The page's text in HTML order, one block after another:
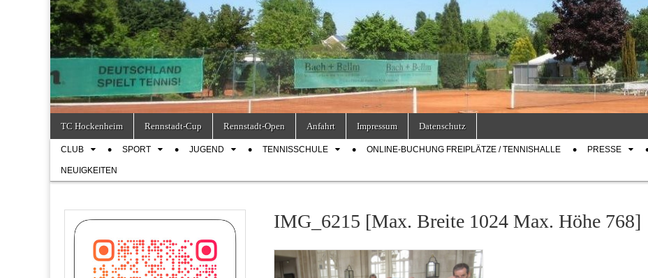
Main
menu
content
TC Hockenheim Rennstadt-Cup Rennstadt-Open Anfahrt Impressum Datenschutz
SubCLUB SPORT JUGEND TENNISSCHULE ONLINE-BUCHUNG FREIPLÄTZE / TENNISHALLE PRESSE
NEUIGKEITEN
IMG_6215 [Max. Breite 1024 Max. Höhe 768]